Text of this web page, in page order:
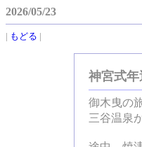
2026/05/23
| もどる |
神宮式
御木曳の
三谷温泉